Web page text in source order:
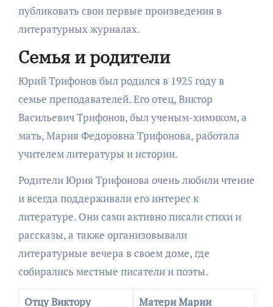
публиковать свои первые произведения в
литературных журналах.
Семья и родители
Юрий Трифонов был родился в 1925 году в
семье преподавателей. Его отец, Виктор
Васильевич Трифонов, был ученым-химиком, а
мать, Мария Федоровна Трифонова, работала
учителем литературы и истории.
Родители Юрия Трифонова очень любили чтение
и всегда поддерживали его интерес к
литературе. Они сами активно писали стихи и
рассказы, а также организовывали
литературные вечера в своем доме, где
собирались местные писатели и поэты.
Отцу Виктору
Матери Марии